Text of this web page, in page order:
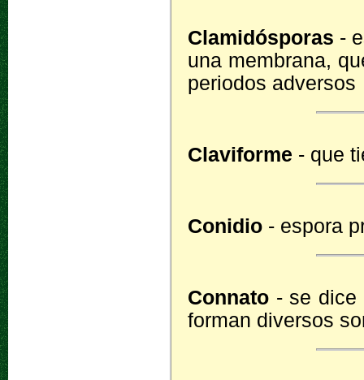
Clamidósporas -
una membrana,
periodos adversos
Claviforme - que
Conidio - espora
Connato - se dice
forman diversos